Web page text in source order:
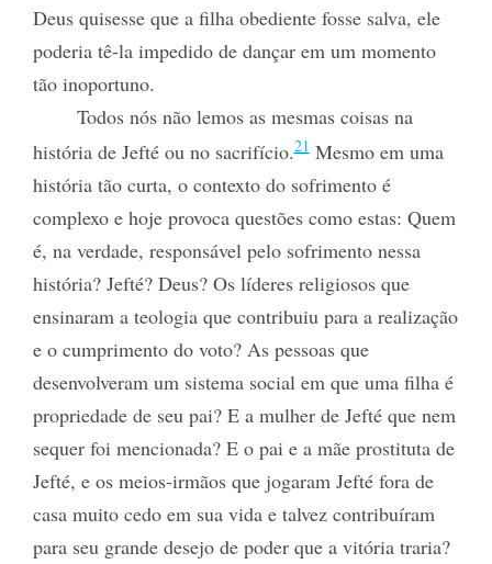
Deus quisesse que a filha obediente fosse salva, ele
poderia tê-la impedido de dançar em um momento
tão inoportuno.
Todos nós não lemos as mesmas coisas na
história de Jefté ou no sacrifício.21Mesmo em uma
história tão curta, o contexto do sofrimento é
complexo e hoje provoca questões como estas: Quem
é, na verdade, responsável pelo sofrimento nessa
história? Jefté? Deus? Os líderes religiosos que
ensinaram a teologia que contribuiu para a realização
e o cumprimento do voto? As pessoas que
desenvolveram um sistema social em que uma filha é
propriedade de seu pai? E a mulher de Jefté que nem
sequer foi mencionada? E o pai e a mãe prostituta de
Jefté, e os meios-irmãos que jogaram Jefté fora de
casa muito cedo em sua vida e talvez contribuíram
para seu grande desejo de poder que a vitória traria?